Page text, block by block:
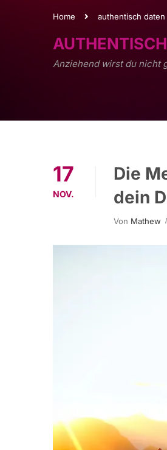
Home authentisch daten
Anziehend wirst du nicht
17
NOV.
Die
dein
Von Mathew